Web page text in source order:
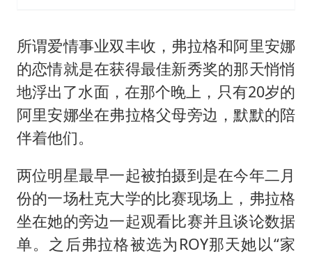
所谓爱情事业双丰收，弗拉格和阿里安娜
的恋情就是在获得最佳新秀奖的那天悄悄
地浮出了水面，在那个晚上，只有20岁的
阿里安娜坐在弗拉格父母旁边，默默的陪
伴着他们。
两位明星最早一起被拍摄到是在今年二月
份的一场杜克大学的比赛现场上，弗拉格
坐在她的旁边一起观看比赛并且谈论数据
单。之后弗拉格被选为ROY那天她以“家